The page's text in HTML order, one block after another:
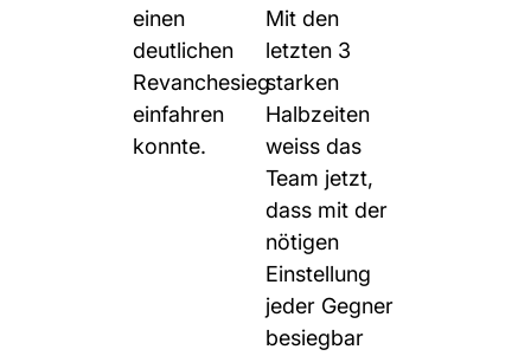
einen
deutlichen
Revanchesieg
einfahren
konnte.
Mit den
letzten 3
starken
Halbzeiten
weiss das
Team jetzt,
dass mit der
nötigen
Einstellung
jeder Gegner
besiegbar